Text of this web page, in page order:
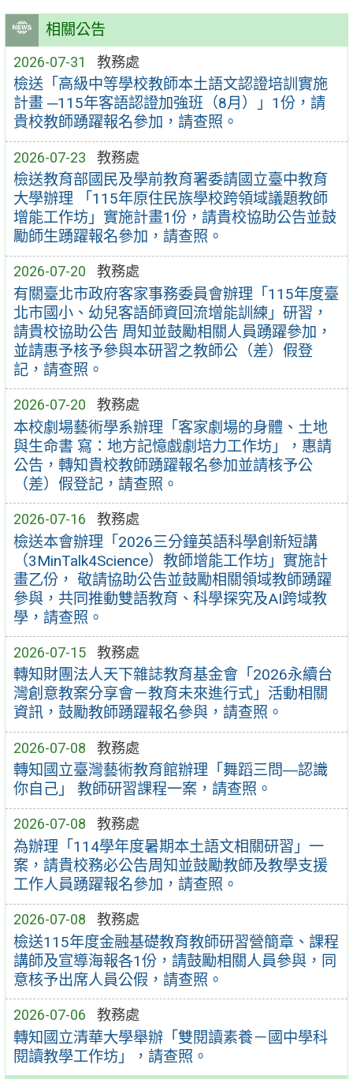
相關公告
2026-07-31 教務處
檢送「高級中等學校教師本土語文認證培訓實施
計畫 ─115年客語認證加強班（8月）」1份，請
貴校教師踴躍報名參加，請查照。
2026-07-23 教務處
檢送教育部國民及學前教育署委請國立臺中教育
大學辦理 「115年原住民族學校跨領域議題教師
增能工作坊」實施計畫1份，請貴校協助公告並鼓
勵師生踴躍報名參加，請查照。
2026-07-20 教務處
有關臺北市政府客家事務委員會辦理「115年度臺
北市國小、幼兒客語師資回流增能訓練」研習，
請貴校協助公告 周知並鼓勵相關人員踴躍參加，
並請惠予核予參與本研習之教師公（差）假登
記，請查照。
2026-07-20 教務處
本校劇場藝術學系辦理「客家劇場的身體、土地
與生命書 寫：地方記憶戲劇培力工作坊」，惠請
公告，轉知貴校教師踴躍報名參加並請核予公
（差）假登記，請查照。
2026-07-16 教務處
檢送本會辦理「2026三分鐘英語科學創新短講
（3MinTalk4Science）教師增能工作坊」實施計
畫乙份， 敬請協助公告並鼓勵相關領域教師踴躍
參與，共同推動雙語教育、科學探究及AI跨域教
學，請查照。
2026-07-15 教務處
轉知財團法人天下雜誌教育基金會「2026永續台
灣創意教案分享會－教育未來進行式」活動相關
資訊，鼓勵教師踴躍報名參與，請查照。
2026-07-08 教務處
轉知國立臺灣藝術教育館辦理「舞蹈三問―認識
你自己」 教師研習課程一案，請查照。
2026-07-08 教務處
為辦理「114學年度暑期本土語文相關研習」一
案，請貴校務必公告周知並鼓勵教師及教學支援
工作人員踴躍報名參加，請查照。
2026-07-08 教務處
檢送115年度金融基礎教育教師研習營簡章、課程
講師及宣導海報各1份，請鼓勵相關人員參與，同
意核予出席人員公假，請查照。
2026-07-06 教務處
轉知國立清華大學舉辦「雙閱讀素養－國中學科
閱讀教學工作坊」，請查照。